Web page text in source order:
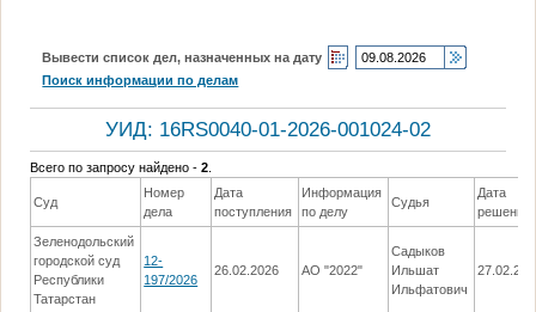
Вывести список дел, назначенных на дату
Поиск информации по делам
УИД: 16RS0040-01-2026-001024-02
Всего по запросу найдено -2
Суд
Номер
дела
Дата
поступления
Информация
по делу
Судья
Дата
решения
Зеленодольский
городской суд
Республики
Татарстан
12-
197/2026
26.02.2026 АО "2022"
Садыков
Ильшат
Ильфатович